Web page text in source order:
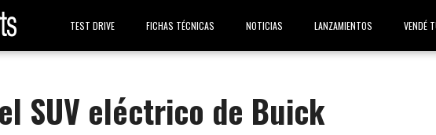
TEST DRIVE FICHAS TÉCNICAS NOTICIAS LANZAMIENTOS VENDÉ
SUV eléctrico de Buick